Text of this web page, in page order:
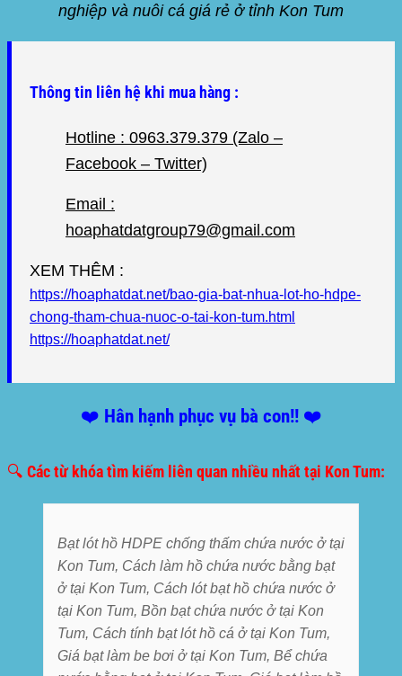
nghiệp và nuôi cá giá rẻ ở tỉnh Kon Tum
Thông tin liên hệ khi mua hàng :
Hotline : 0963.379.379 (Zalo –
Facebook – Twitter)
Email :
hoaphatdatgroup79@gmail.com
XEM THÊM :
https://hoaphatdat.net/bao-gia-bat-nhua-lot-ho-hdpe-
chong-tham-chua-nuoc-o-tai-kon-tum.html
https://hoaphatdat.net/
❤️ Hân hạnh phục vụ bà con!! ❤️
🔍 Các từ khóa tìm kiếm liên quan nhiều nhất tại Kon Tum:
Bạt lót hồ HDPE chống thấm chứa nước ở tại
Kon Tum, Cách làm hồ chứa nước bằng bạt
ở tại Kon Tum, Cách lót bạt hồ chứa nước ở
tại Kon Tum, Bồn bạt chứa nước ở tại Kon
Tum, Cách tính bạt lót hồ cá ở tại Kon Tum,
Giá bạt làm be bơi ở tại Kon Tum, Bể chứa